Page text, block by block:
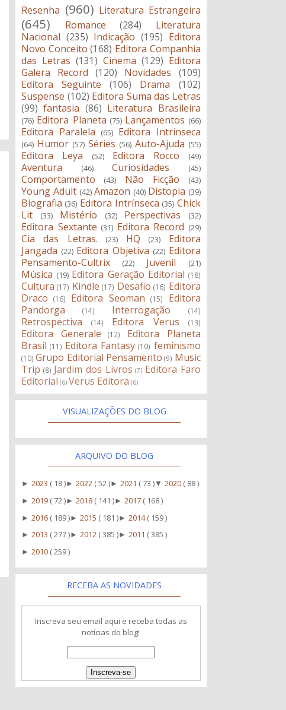
Resenha (960) Literatura Estrangeira
(645) Romance (284)
Literatura
Nacional (235) Indicação (195) Editora
Novo Conceito (168) Editora Companhia
das Letras (131) Cinema (129) Editora
Galera Record
(120) Novidades
(109)
Editora Seguinte
(106) Drama
(102)
Suspense (102) Editora Suma das Letras
(99) fantasia (86) Literatura Brasileira
(76) Editora Planeta (75) Lançamentos (66)
Editora Paralela (65) Editora Intrinseca
(64) Humor (57) Séries (56) Auto-Ajuda (55)
Editora Leya (52) Editora Rocco (49)
Aventura (46) Curiosidades (45)
Comportamento (43) Não Ficção (43)
Young Adult (42) Amazon (40) Distopia (39)
Biografia (36) Editora Intrínseca (35) Chick
Lit
(33) Mistério (32) Perspectivas (32)
Editora Sextante (31) Editora Record (29)
Cia das Letras. (23) HQ (23)
Editora
Jangada (22) Editora Objetiva (22) Editora
Pensamento-Cultrix
(22) Juvenil (21)
Música (19) Editora Geração Editorial (18)
Cultura (17) Kindle (17) Desafio (16) Editora
Draco
(16) Editora Seoman (15)
Editora
Pandorga
(14) Interrogação (14)
Retrospectiva (14) Editora Verus (13)
Editora Generale (12)
Editora Planeta
Brasil (11) Editora Fantasy (10) feminismo
(10) Grupo Editorial Pensamento (9) Music
Trip (8) Jardim dos Livros (7) Editora Faro
Editorial (6) Verus Editora (6)
VISUALIZAÇÕES DO BLOG
ARQUIVO DO BLOG
►2023 ( 18 )►2022 ( 52 )►2021 ( 73 ) ▼2020 ( 88 )
►2019 ( 72 )►2018 ( 141 )►2017 ( 168 )
►2016 ( 189 )►2015 ( 181 )►2014( 159 )
►2013 ( 277 )►2012 ( 385 )►2011 ( 385 )
►2010 ( 259 )
RECEBA AS NOVIDADES
Inscreva seu email aqui e receba todas as
notícias do blog!